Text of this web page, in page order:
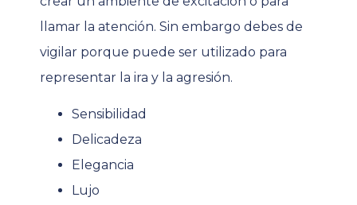
llamar la atención. Sin embargo debes de
vigilar porque puede ser utilizado para
representar la ira y la agresión.
Sensibilidad
Delicadeza
Elegancia
Lujo